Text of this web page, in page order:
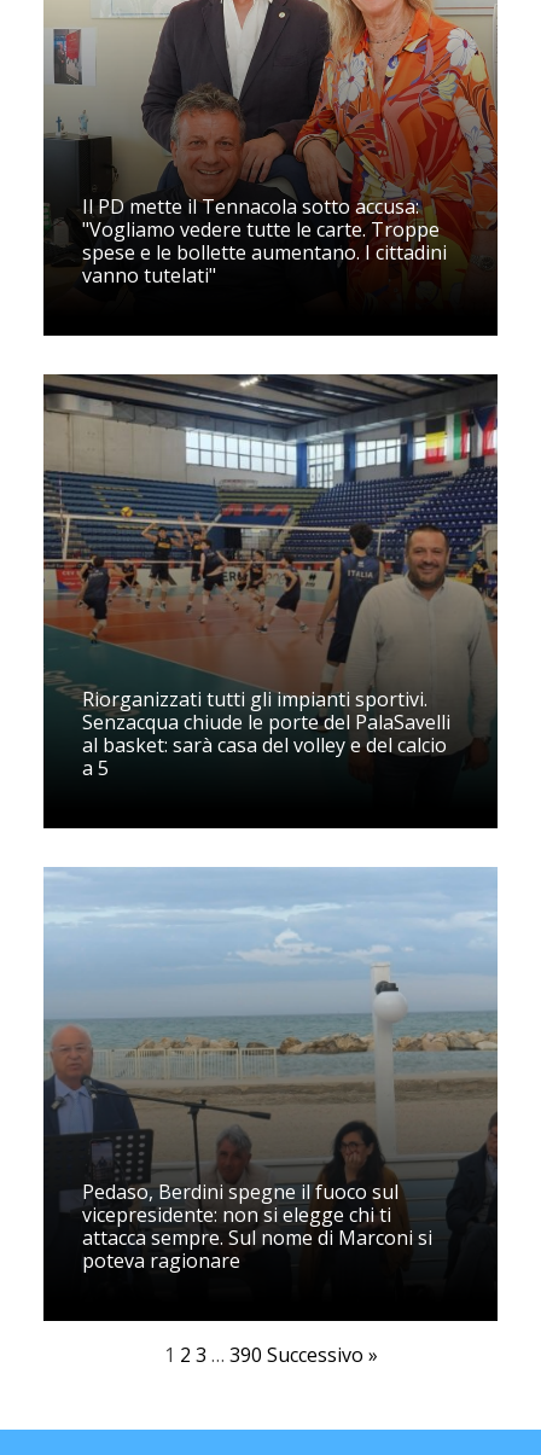
Il PD mette il Tennacola sotto accusa:
"Vogliamo vedere tutte le carte. Troppe
spese e le bollette aumentano. I cittadini
vanno tutelati"
Riorganizzati tutti gli impianti sportivi.
Senzacqua chiude le porte del PalaSavelli
al basket: sarà casa del volley e del calcio
a 5
Pedaso, Berdini spegne il fuoco sul
vicepresidente: non si elegge chi ti
attacca sempre. Sul nome di Marconi si
poteva ragionare
1 2 3 … 390 Successivo »